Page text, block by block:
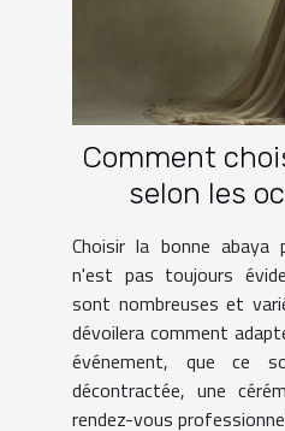
Comment
selon les
Choisir la bonne abaya
n'est pas toujours
sont nombreuses et
dévoilera comment
événement, que ce
décontractée, une
rendez-vous